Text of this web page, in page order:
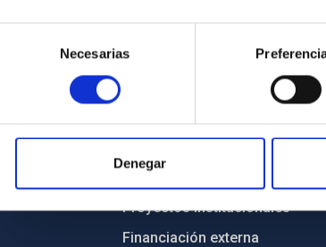
consentimiento
Necesarias
Denegar
Legislación
Transparencia
Código ético y política
Medio Ambiente y
Proyectos institucionales
Financiación externa